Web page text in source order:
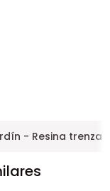
- Resina